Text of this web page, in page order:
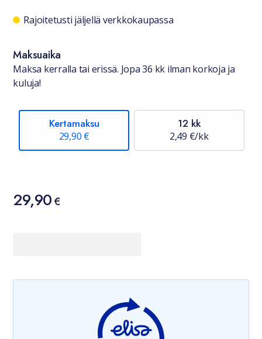
Saatavuustiedot
Rajoitetusti jäljellä verkkokaupassa
Maksuaika
Maksa kerralla tai erissä. Jopa 36 kk ilman korkoja ja
kuluja!
Kertamaksu
29,90 €
12 kk
2,49 €/kk
Hinta
29,90 €
29,90€